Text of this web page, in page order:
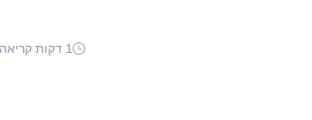
1 דקות קריאה